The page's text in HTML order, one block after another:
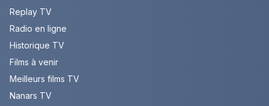
Replay TV
Radio en ligne
Historique TV
Films à venir
Meilleurs films TV
Nanars TV